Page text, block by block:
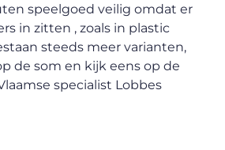
speelgoed veilig omdat er
in zitten , zoals in plastic
steeds meer varianten,
de som en kijk eens op de
specialist Lobbes